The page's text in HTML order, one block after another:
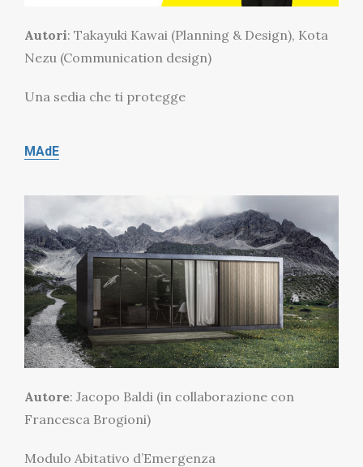
Autori: Takayuki Kawai (Planning & Design), Kota
Nezu (Communication design)
Una sedia che ti protegge
MAdE
Autore: Jacopo Baldi (in collaborazione con
Francesca Brogioni)
Modulo Abitativo d’Emergenza